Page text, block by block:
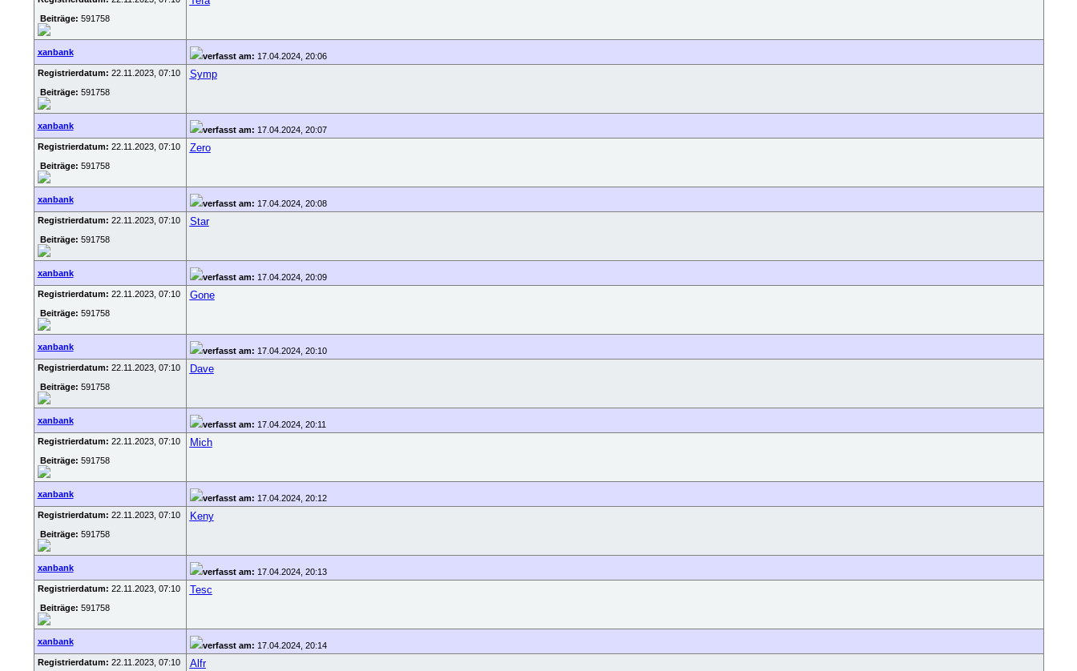
Beiträge: 591758
xanbank verfasst am: 17.04.2024, 20:06
Registrierdatum: 22.11.2023, 07:10
Beiträge: 591758
Symp
xanbank verfasst am: 17.04.2024, 20:07
Registrierdatum: 22.11.2023, 07:10
Beiträge: 591758
Zero
xanbank verfasst am: 17.04.2024, 20:08
Registrierdatum: 22.11.2023, 07:10
Beiträge: 591758
Star
xanbank verfasst am: 17.04.2024, 20:09
Registrierdatum: 22.11.2023, 07:10
Beiträge: 591758
Gone
xanbank verfasst am: 17.04.2024, 20:10
Registrierdatum: 22.11.2023, 07:10
Beiträge: 591758
Dave
xanbank verfasst am: 17.04.2024, 20:11
Registrierdatum: 22.11.2023, 07:10
Beiträge: 591758
Mich
xanbank verfasst am: 17.04.2024, 20:12
Registrierdatum: 22.11.2023, 07:10
Beiträge: 591758
Keny
xanbank verfasst am: 17.04.2024, 20:13
Registrierdatum: 22.11.2023, 07:10
Beiträge: 591758
Tesc
xanbank verfasst am: 17.04.2024, 20:14
Registrierdatum: 22.11.2023, 07:10
Alfr